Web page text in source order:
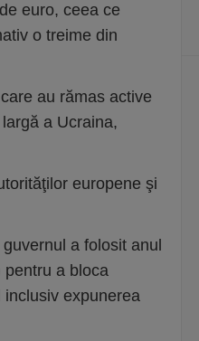
euro, ceea ce
o treime din
au rămas active
a Ucraina,
europene şi
a folosit anul
pentru a bloca
expunerea